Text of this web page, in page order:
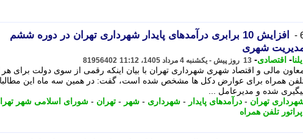
افزایش 10 برابری درآمدهای پایدار شهرداری تهران در دوره ششم
شهری
ایلنا- اقتصادی- 13 روز پیش - یکشنبه 4 مرداد 1405، 11:12 81956402
مالی و اقتصاد شهری شهرداری تهران با بیان اینکه رقمی از سوی دولت برای هر
همراه برای عوارض دکل ها مشخص شده است، گفت: در همین سه ماه این
شده و مدیرعامل ...
تهران - درآمدهای پایدار - شهرداری - شهر - تهران - شورای اسلامی شهر
اپراتور تلفن همراه